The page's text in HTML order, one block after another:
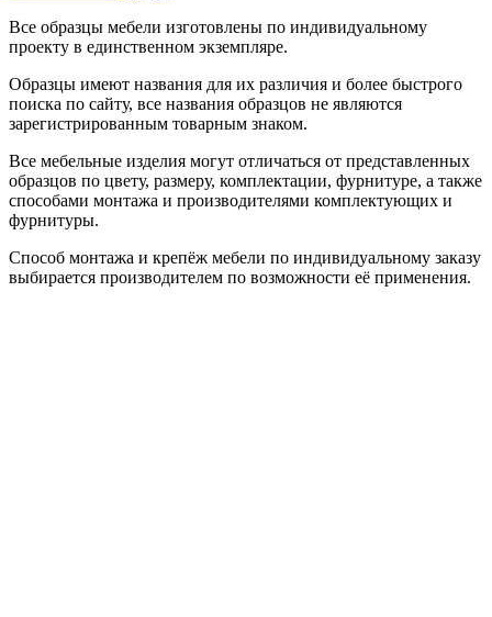
Все образцы мебели изготовлены по индивидуальному
проекту в единственном экземпляре.
Образцы имеют названия для их различия и более быстрого
поиска по сайту, все названия образцов не являются
зарегистрированным товарным знаком.
Все мебельные изделия могут отличаться от представленных
образцов по цвету, размеру, комплектации, фурнитуре, а также
способами монтажа и производителями комплектующих и
фурнитуры.
Способ монтажа и крепёж мебели по индивидуальному заказу
выбирается производителем по возможности её применения.